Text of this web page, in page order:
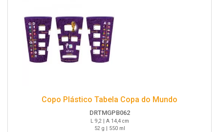
Copo Plástico Tabela Copa do Mundo
DRTMGPB062
L 9,2 | A 14,4 cm
52 g | 550 ml